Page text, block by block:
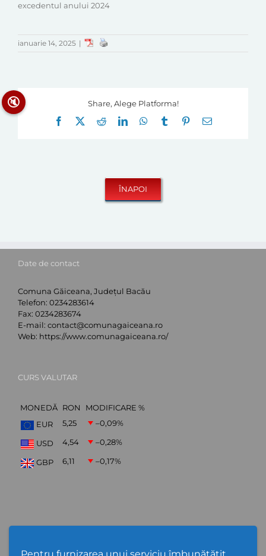
excedentul anului 2024
ianuarie 14, 2025 |
Share, Alege Platforma!
Facebook
RedditLinkedInWhatsApp
Tumblr Pinterest
E-
Date de contact
Comuna Găiceana, Județul Bacău
Telefon: 0234283614
Fax: 0234283674
E-mail: contact@comunagaiceana.ro
Web: https://www.comunagaiceana.ro/
CURS VALUTAR
MONEDĂ RON
MODIFICARE %
EUR
5,25 –0,09%
USD 4,54 –0,28%
GBP 6,11 –0,17%
🔇